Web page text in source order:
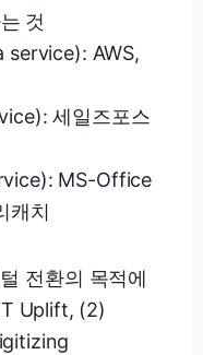
것
AWS,
세일즈포스
MS-Office
캐치
전환의 목적에
Uplift, (2)